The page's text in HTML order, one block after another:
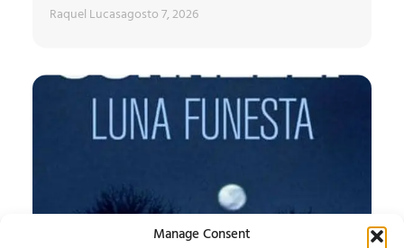
Manage Consent
Raquel Lucasagosto 7, 2026